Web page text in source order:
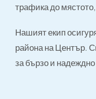
трафика до
Нашият екип
района на Център.
за бързо и